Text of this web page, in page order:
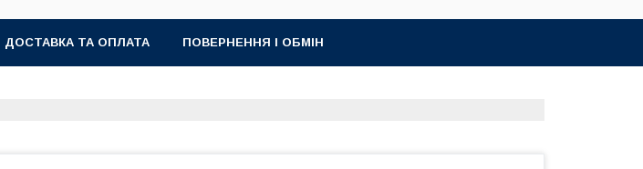
ДОСТАВКА ТА ОПЛАТА ПОВЕРНЕННЯ І ОБМІН